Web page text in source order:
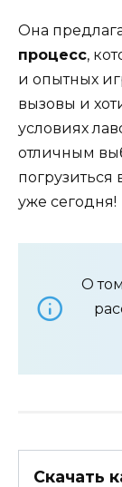
Она
процесс,
и опытных
вызовы и
условиях
отличным
уже сегодня!
О
Скачать